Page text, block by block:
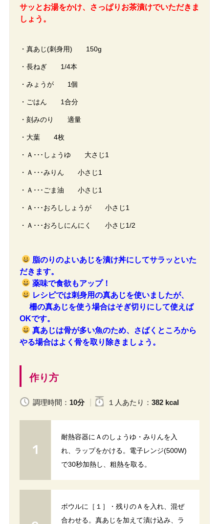
サッとお湯をかけ、さっぱりお茶漬けでいただきま
しょう。
・真あじ(刺身用) 150g
・長ねぎ 1/4本
・みょうが 1個
・ごはん 1合分
・刻みのり 適量
・大葉 4枚
・Ａ･･･しょうゆ 大さじ1
・Ａ･･･みりん 小さじ1
・Ａ･･･ごま油 小さじ1
・Ａ･･･おろししょうが 小さじ1
・Ａ･･･おろしにんにく 小さじ1/2
脂のりのよいあじを漬け丼にしてサラッといた
だきます。
薬味で食欲もアップ！
レシピでは刺身用の真あじを使いましたが、
柵の真あじを使う場合はそぎ切りにして使えば
OKです。
真あじは骨が多い魚のため、さばくところから
やる場合はよく骨を取り除きましょう。
作り方
調理時間： 10分 １人 あたり ： 382 kcal
耐熱容器にＡのしょうゆ・みりんを入
れ、ラップをかける。電子レンジ(500W)
で30秒加熱し、粗熱を取る。
ボウルに［１］・残りのＡを入れ、混ぜ
合わせる。真あじを加えて漬け込み、ラ